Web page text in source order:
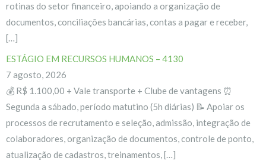
rotinas do setor financeiro, apoiando a organização de
documentos, conciliações bancárias, contas a pagar e receber,
[…]
ESTÁGIO EM RECURSOS HUMANOS – 4130
7 agosto, 2026
💰 R$ 1.100,00 + Vale transporte + Clube de vantagens ⏰
Segunda a sábado, período matutino (5h diárias) 📝 Apoiar os
processos de recrutamento e seleção, admissão, integração de
colaboradores, organização de documentos, controle de ponto,
atualização de cadastros, treinamentos, […]